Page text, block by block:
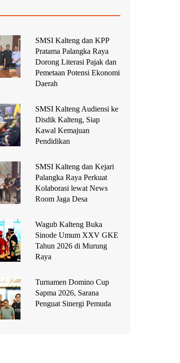
SMSI Kalteng dan KPP
Pratama Palangka Raya
Dorong Literasi Pajak dan
Pemetaan Potensi Ekonomi
Daerah
SMSI Kalteng Audiensi ke
Disdik Kalteng, Siap
Kawal Kemajuan
Pendidikan
SMSI Kalteng dan Kejari
Palangka Raya Perkuat
Kolaborasi lewat News
Room Jaga Desa
Wagub Kalteng Buka
Sinode Umum XXV GKE
Tahun 2026 di Murung
Raya
Turnamen Domino Cup
Sapma 2026, Sarana
Penguat Sinergi Pemuda